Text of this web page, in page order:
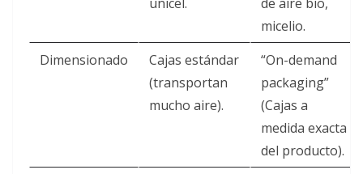
micelio.
Dimensionado
Cajas estándar
(transportan
mucho aire).
“On-demand
packaging”
(Cajas a
medida exacta
del producto).